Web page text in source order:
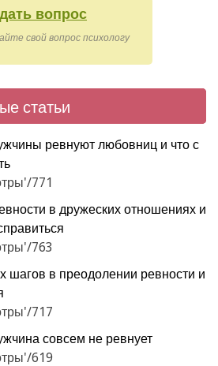
вопрос
свой вопрос психологу
статьи
ревнуют любовниц и что с
771
в дружеских отношениях и
763
шагов в преодолении ревности и
717
совсем не ревнует
619